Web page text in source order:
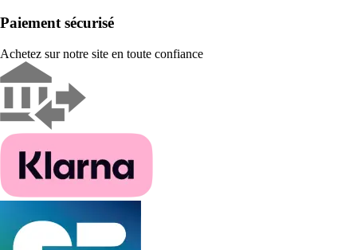
Paiement sécurisé
Achetez sur notre site en toute confiance